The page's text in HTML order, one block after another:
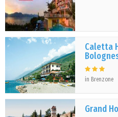
Caletta
in Brenzone
Grand